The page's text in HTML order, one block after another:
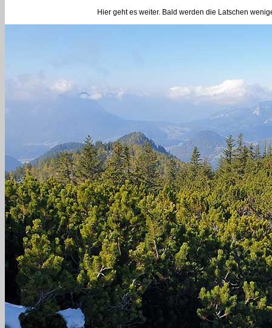
Hier geht es weiter. Bald werden die Latschen